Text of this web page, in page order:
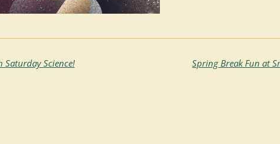
Saturday Science!